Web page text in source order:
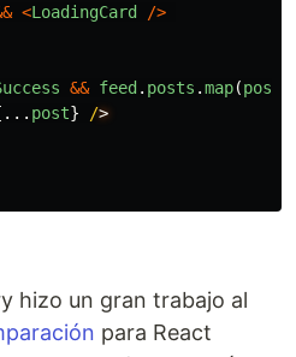
<LoadingCard
/>
&& feed . posts .map(post
post} /
hizo un gran trabajo al
para React